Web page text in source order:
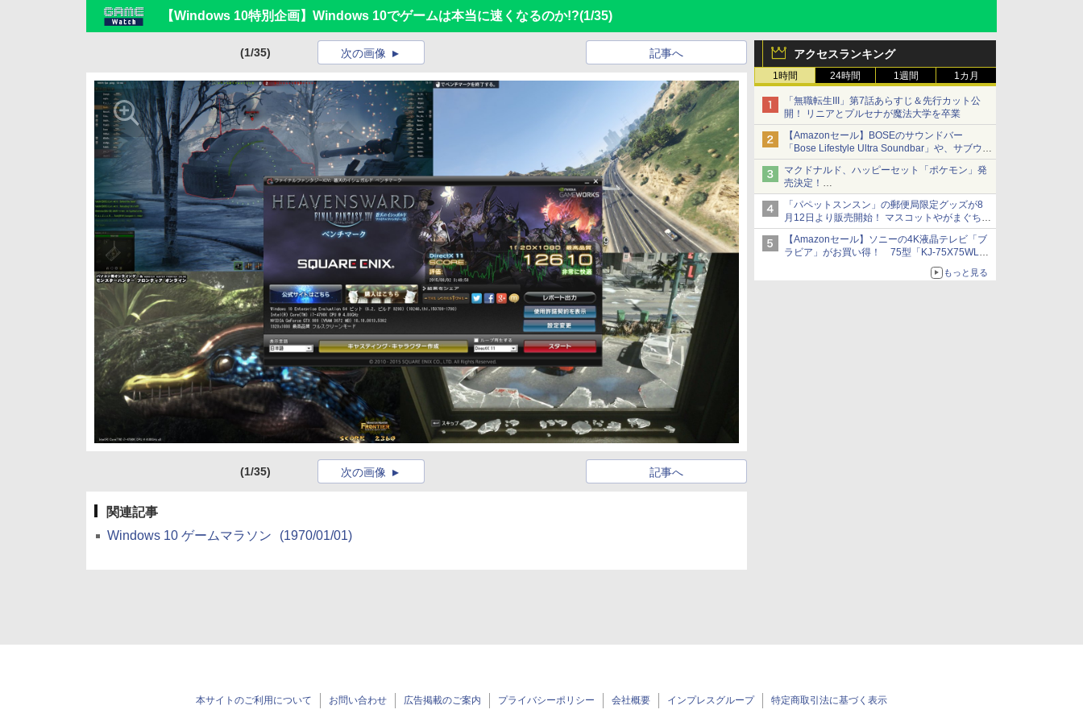
【Windows 10特別企画】Windows 10でゲームは本当に速くなるのか!?(1/35)
アクセスランキング
1時間 24時間 1週間 1カ月
「無職転生III」第7話あらすじ＆先行カット公
開！ リニアとプルセナが魔法大学を卒業
【Amazonセール】BOSEのサウンドバー
「Bose Lifestyle Ultra Soundbar」や、サブウー
ファー「Bose Lifestyle Ultra Subwoofer」など
お買い得！
マクドナルド、ハッピーセット「ポケモン」発
売決定！
ポケモン30周年記念で30匹が大集合
「パペットスンスン」の郵便局限定グッズが8
月12日より販売開始！ マスコットやがまぐち、
レターセットなどが登場
【Amazonセール】ソニーの4K液晶テレビ「ブ
ラビア」がお買い得！ 75型「KJ-75X75WL」
もっと見る
(1/35) 記事へ
次の画像
(1/35) 記事へ
次の画像
関連記事
Windows 10 ゲームマラソン
(1970/01/01)
本サイトのご利用について お問い合わせ 広告掲載のご案内 プライバシーポリシー 会社概要 インプレスグループ 特定商取引法に基づく表示